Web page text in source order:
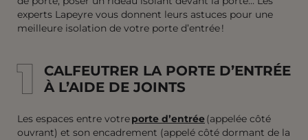
experts Lapeyre vous donnent leurs astuces pour une
meilleure isolation de votre porte d’entrée !
1
1
CALFEUTRER LA PORTE D’ENTRÉE
À L’AIDE DE JOINTS
Les espaces entre votreporte d’entrée(appelée côté
ouvrant) et son encadrement (appelé côté dormant de la